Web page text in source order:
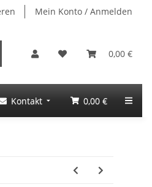
Mein Konto / Anmelden
0,00 €
Kontakt 0,00 €